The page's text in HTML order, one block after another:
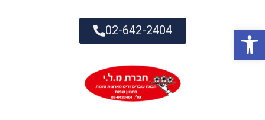
פתח סרגל נגישות 02-642-2404